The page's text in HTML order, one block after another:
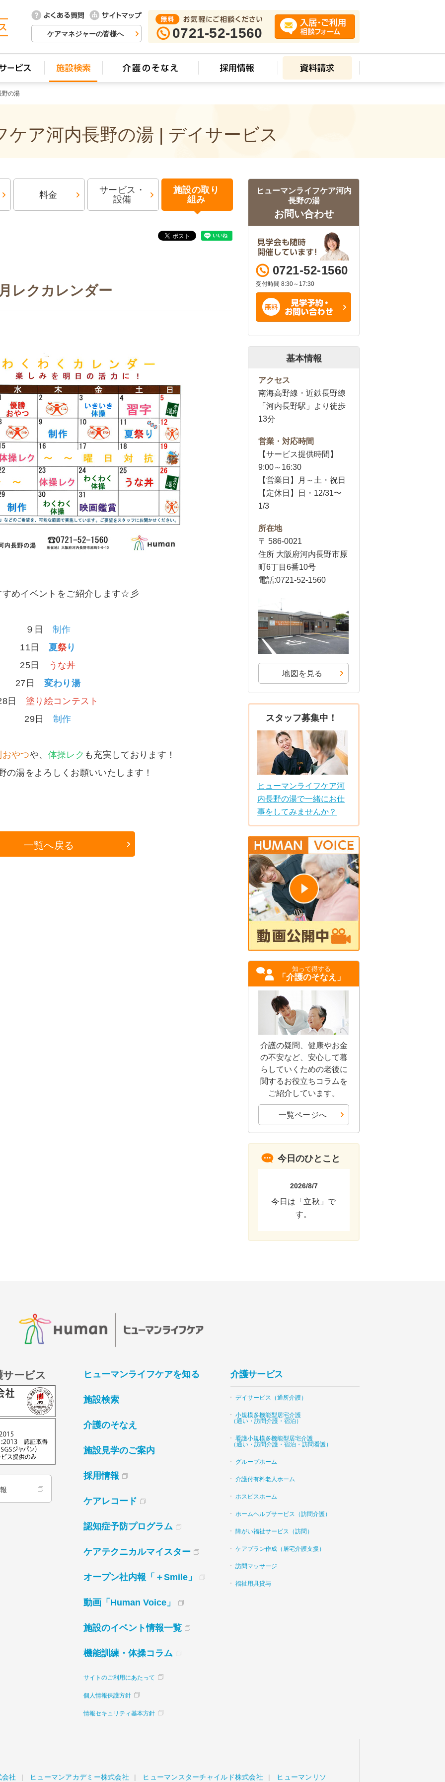
ケアマネジャーの皆様へ 0721-52-1560
野の湯
ケア河内長野の湯 | デイサービス
料金
サービス・
設備
施設の取り
組み
レクカレンダー
すめイベントをご紹介します☆彡
９日 制作
11日 夏祭り
25日
うな丼
27日 変わり湯
日 塗り絵コンテスト
29日 制作
やつや、 体操レク も充実しております！
の湯をよろしくお願いいたします！
一覧へ戻る
ヒューマンライフケア河内
長野の湯
お問い合わせ
0721-52-1560
受付時間 8:30～17:30
基本情報
アクセス
南海高野線・近鉄長野線
「河内長野駅」より徒歩
13分
営業・対応時間
【サービス提供時間】
9:00～16:30
【営業日】月～土・祝日
【定休日】日・12/31〜
1/3
所在地
〒 586-0021
住所 大阪府河内長野市原
町6丁目6番10号
電話:0721-52-1560
地図を見る
スタッフ募集中！
ヒューマンライフケア河
内長野の湯で一緒にお仕
事をしてみませんか？
知って得する
「介護のそなえ」
介護の疑問、健康やお金
の不安など、安心して暮
らしていくための老後に
関するお役立ちコラムを
ご紹介しています。
一覧ページへ
今日のひとこと
2026/8/7
今日は「立秋」で
す。
ービス ヒューマンライフケアを知る
施設検索
介護のそなえ
施設見学のご案内
採用情報
ケアレコード
認知症予防プログラム
ケアテクニカルマイスター
オープン社内報「＋Smile」
動画「Human Voice」
施設のイベント情報一覧
機能訓練・体操コラム
サイトのご利用にあたって
個人情報保護方針
情報セキュリティ基本方針
介護サービス
デイサービス（通所介護）
小規模多機能型居宅介護
（通い・訪問介護・宿泊）
看護小規模多機能型居宅介護
（通い・訪問介護・宿泊・訪問看護）
グループホーム
介護付有料老人ホーム
ホスピスホーム
ホームヘルプサービス（訪問介護）
障がい福祉サービス（訪問）
ケアプラン作成（居宅介護支援）
訪問マッサージ
福祉用具貸与
社 ヒューマンアカデミー株式会社 ヒューマンスターチャイルド株式会社 ヒューマンリソ